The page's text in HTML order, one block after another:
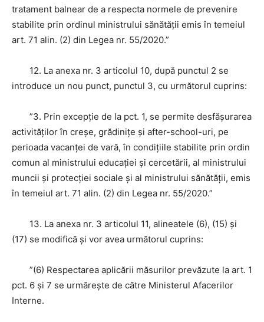
tratament balnear de a respecta normele de prevenire
stabilite prin ordinul ministrului sănătăţii emis în temeiul
art. 71 alin. (2) din Legea nr. 55/2020.”
12. La anexa nr. 3 articolul 10, după punctul 2 se
introduce un nou punct, punctul 3, cu următorul cuprins:
”3. Prin excepţie de la pct. 1, se permite desfăşurarea
activităţilor în creşe, grădiniţe şi after-school-uri, pe
perioada vacanţei de vară, în condiţiile stabilite prin ordin
comun al ministrului educaţiei şi cercetării, al ministrului
muncii şi protecţiei sociale şi al ministrului sănătăţii, emis
în temeiul art. 71 alin. (2) din Legea nr. 55/2020.”
13. La anexa nr. 3 articolul 11, alineatele (6), (15) şi
(17) se modifică şi vor avea următorul cuprins:
”(6) Respectarea aplicării măsurilor prevăzute la art. 1
pct. 6 şi 7 se urmăreşte de către Ministerul Afacerilor
Interne.